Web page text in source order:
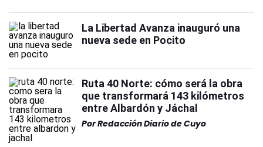
La Libertad Avanza inauguró una
nueva sede en Pocito
Ruta 40 Norte: cómo será la obra
que transformará 143 kilómetros
entre Albardón y Jáchal
PorRedacción Diario de Cuyo